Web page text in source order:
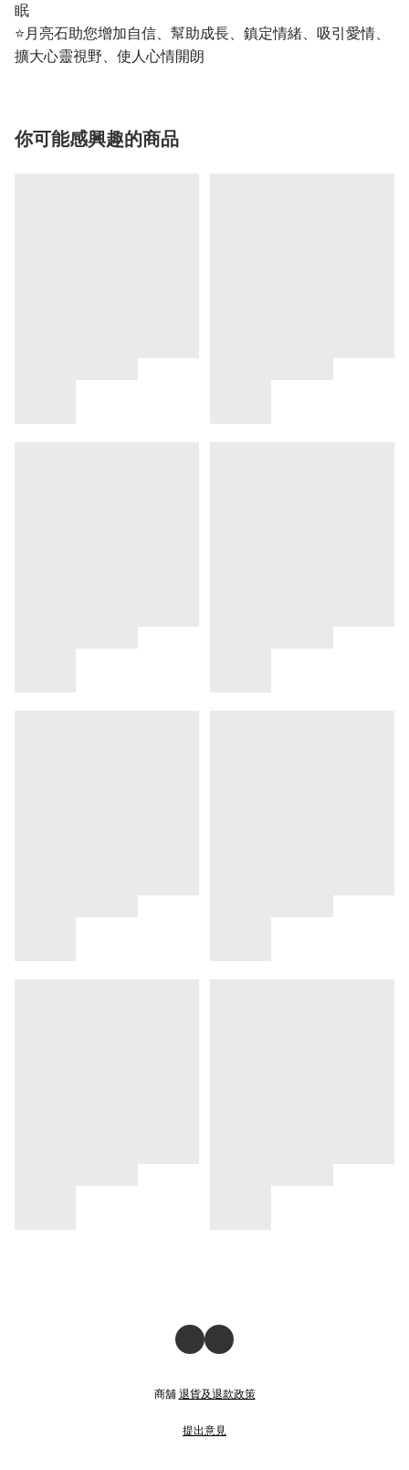
眠
⭐月亮石助您增加自信、幫助成長、鎮定情緒、吸引愛情、
擴大心靈視野、使人心情開朗
你可能感興趣的商品
商舖 退貨及退款政策
提出意見